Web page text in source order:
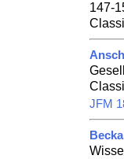
147-
JFM
Becka